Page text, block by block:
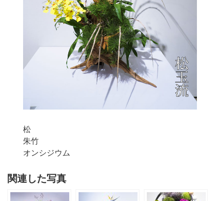
松
朱竹
オンシジウム
関連した写真